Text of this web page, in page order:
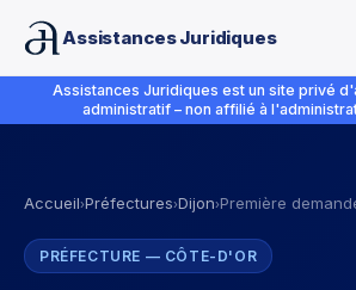
Assistances Juridiques
Assistances Juridiques est un site privé
administratif – non affilié à
Accueil›Préfectures›Dijon›Première
PRÉFECTURE — CÔTE-D'OR